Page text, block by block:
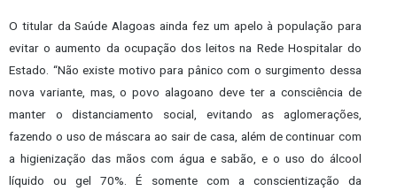
O titular da Saúde Alagoas ainda fez um apelo à população para
evitar o aumento da ocupação dos leitos na Rede Hospitalar do
Estado. “Não existe motivo para pânico com o surgimento dessa
nova variante, mas, o povo alagoano deve ter a consciência de
manter o distanciamento social, evitando as aglomerações,
fazendo o uso de máscara ao sair de casa, além de continuar com
a higienização das mãos com água e sabão, e o uso do álcool
líquido ou gel 70%. É somente com a conscientização da